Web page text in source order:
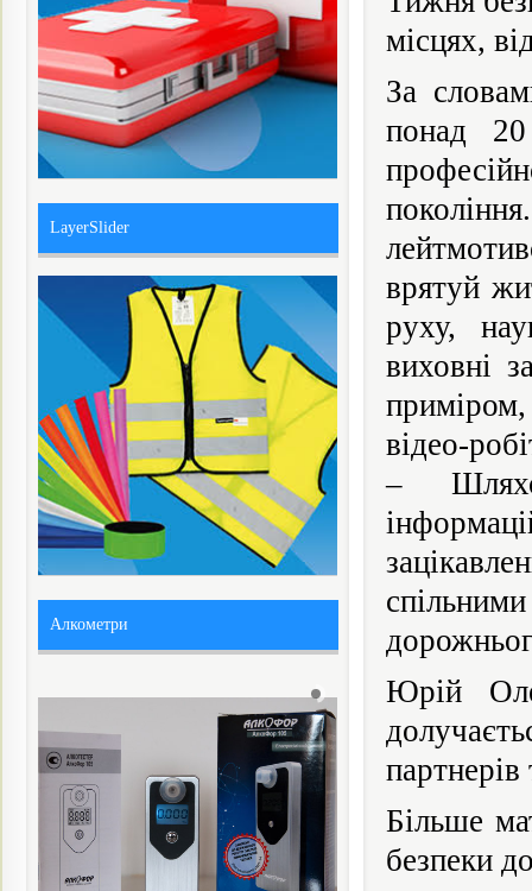
місцях,
За
понад
врятуй
руху,
виховні
відео-
–
Юрій
Більше
безпеки
LayerSlider
Алкометри